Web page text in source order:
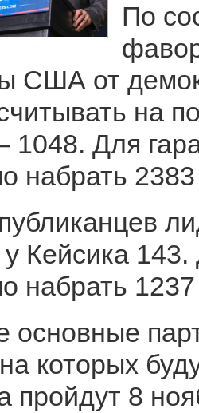
По
США от
на
Для
набрать 2383
Кейсика
набрать 1237
основные
которых
пройдут 8